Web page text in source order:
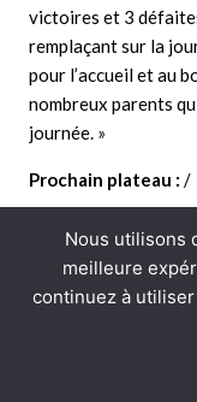
victoires et 3
remplaçant sur la
pour l’accueil et au
nombreux parents
journée. »
Prochain plateau : /
Pas de match ce
Nous utilisons
meilleure
continuez à